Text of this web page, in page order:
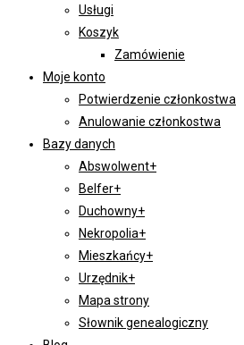
Usługi
Koszyk
Zamówienie
Moje konto
Potwierdzenie członkostwa
Anulowanie członkostwa
Bazy danych
Abswolwent+
Belfer+
Duchowny+
Nekropolia+
Mieszkańcy+
Urzędnik+
Mapa strony
Słownik genealogiczny